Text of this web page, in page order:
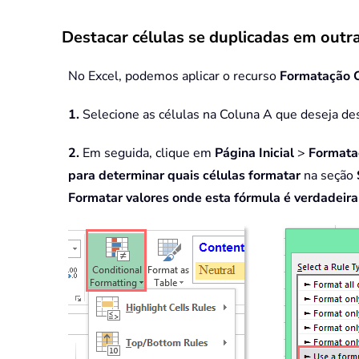
Destacar células se duplicadas em
No Excel, podemos aplicar o recurso Formatação
1. Selecione as células na Coluna A que deseja
2. Em seguida, clique em Página Inicial >
para determinar quais células formatarna seção
Formatar valores onde esta fórmula é verdadeira